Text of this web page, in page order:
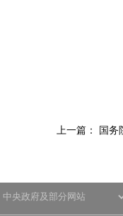
上一篇： 国务